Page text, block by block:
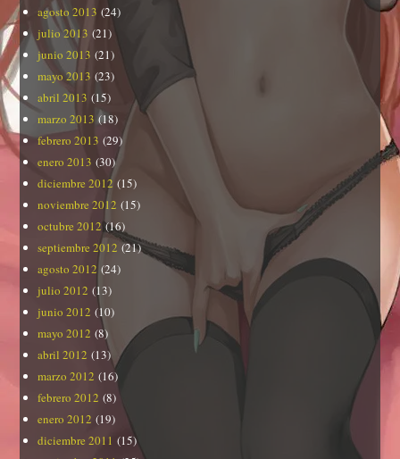
agosto 2013 (24)
julio 2013 (21)
junio 2013 (21)
mayo 2013 (23)
abril 2013 (15)
marzo 2013 (18)
febrero 2013 (29)
enero 2013 (30)
diciembre 2012 (15)
noviembre 2012 (15)
octubre 2012(16)
septiembre 2012 (21)
agosto 2012 (24)
julio 2012 (13)
junio 2012 (10)
mayo 2012 (8)
abril 2012 (13)
marzo 2012 (16)
febrero 2012 (8)
enero 2012 (19)
diciembre 2011 (15)